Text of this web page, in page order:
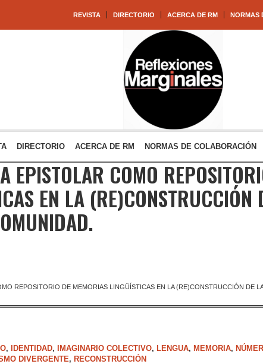
REVISTA DIRECTORIO ACERCA DE RM NORMAS
DIRECTORIO ACERCA DE RM NORMAS DE COLABORACIÓN
EPISTOLAR COMO
EN LA (RE)CONSTRUCCIÓN
REPOSITORIO DE MEMORIAS LINGÜÍSTICAS EN LA (RE)CONSTRUCCIÓN DE
, IDENTIDAD, IMAGINARIO COLECTIVO, LENGUA, MEMORIA,
DIVERGENTE, RECONSTRUCCIÓN